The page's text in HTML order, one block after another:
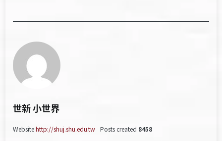
世新 小世界
Websitehttp://shuj.shu.edu.tw Posts created 8458